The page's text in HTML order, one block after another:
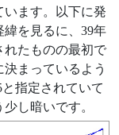
ます。以下に発
を見るに、39年
れたものの最初で
まっているよう
指定されていて
し暗いです。